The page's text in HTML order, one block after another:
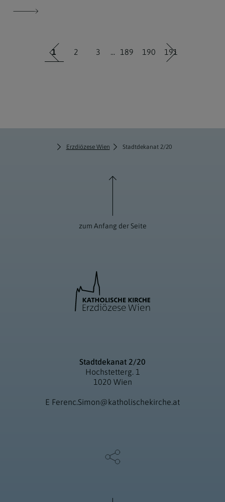
1 2 3 ... 189 190 191
Erzdiözese Wien Stadtdekanat 2/20
zum Anfang der Seite
Stadtdekanat 2/20
Hochstetterg. 1
1020 Wien
E Ferenc.Simon@katholischekirche.at